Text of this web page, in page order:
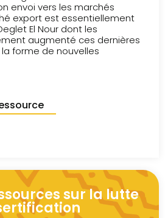
envoi vers les marchés
export est essentiellement
El Nour dont les
augmenté ces dernières
forme de nouvelles
sur la lutte